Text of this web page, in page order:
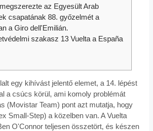
az Egyesült Arab
csapatának 88. győzelmét a
a Giro dell'Emilián.
szakasz 13 Vuelta a España
egy kihívást jelentő elemet, a 14. lépést
a csúcs körül, ami komoly problémát
(Movistar Team) pont azt mutatja, hogy
Small-Step) a közelben van. A Vuelta
O'Connor teljesen összetört, és készen